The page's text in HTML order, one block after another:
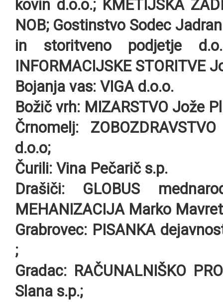
kovin d.o.o.; KMETIJSKA
NOB; Gostinstvo Sodec
in storitveno podjetje
INFORMACIJSKE STORITVE
Bojanja vas: VIGA d.o.o.
Božič vrh: MIZARSTVO Jože
Črnomelj:
d.o.o;
Čurili: Vina Pečarič s.p.
Drašiči: GLOBUS
MEHANIZACIJA Marko
Grabrovec: PISANKA
;
Gradac: RAČUNALNIŠKO
Slana s.p.;